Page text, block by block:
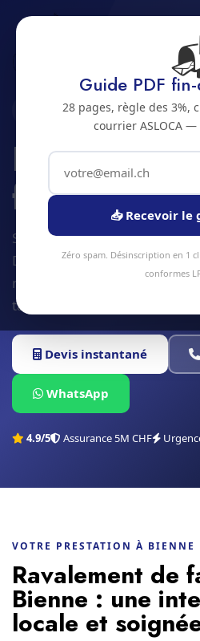
Ravalement de
2500 · JURA BERNOIS
facade a
Service ravalement de
Devis gratuit sous 24h,
moyenne. Équipe locale,
tarifs transparents.
Devis instantané
WhatsApp
4.9/5 Assurance 5M CHF
VOTRE PRESTATION À BIENNE
Ravalement de
Bienne : une
locale et
Guide PDF
28 pages, règle des 3%,
courrier ASLOCA
📥 Recevoir
Zéro spam. Désinscription en 1
conformes